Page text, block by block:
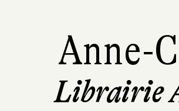
Anne-
Librairie